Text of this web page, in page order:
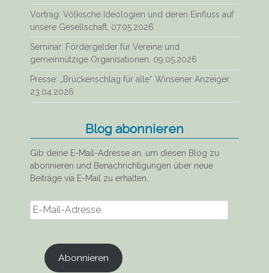
Vortrag: Völkische Ideologien und deren Einfluss auf
unsere Gesellschaft, 07.05.2026
Seminar: Fördergelder für Vereine und
gemeinnützige Organisationen, 09.05.2026
Presse: „Brückenschlag für alle“ Winsener Anzeiger,
23.04.2026
Blog abonnieren
Gib deine E-Mail-Adresse an, um diesen Blog zu
abonnieren und Benachrichtigungen über neue
Beiträge via E-Mail zu erhalten.
E-
Mail-
Abonnieren